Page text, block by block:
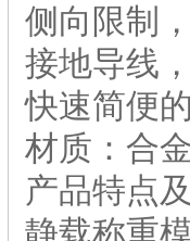
侧向限制
接地导线
快速简便
材质：合
产品特点
静载称重